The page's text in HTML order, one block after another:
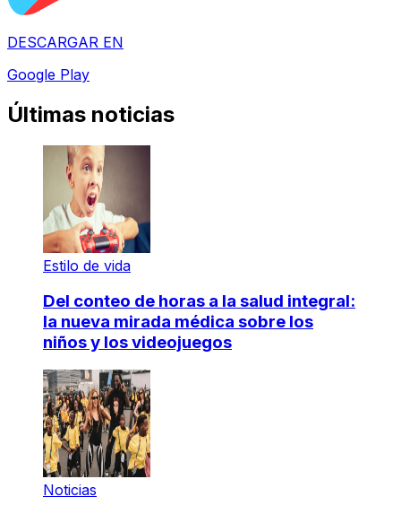
DESCARGAR EN
Google Play
Últimas noticias
Estilo de vida
Del conteo de horas a la salud integral:
la nueva mirada médica sobre los
niños y los videojuegos
Noticias